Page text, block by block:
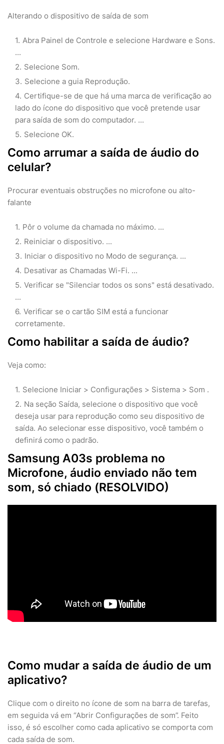
Alterando o dispositivo de saída de som
Abra Painel de Controle e selecione Hardware e Sons.
...
Selecione Som.
Selecione a guia Reprodução.
Certifique-se de que há uma marca de verificação ao
lado do ícone do dispositivo que você pretende usar
para saída de som do computador. ...
Selecione OK.
Como arrumar a saída de áudio do
celular?
Procurar eventuais obstruções no microfone ou alto-
falante
Pôr o volume da chamada no máximo. ...
Reiniciar o dispositivo. ...
Iniciar o dispositivo no Modo de segurança. ...
Desativar as Chamadas Wi-Fi. ...
Verificar se "Silenciar todos os sons" está desativado.
...
Verificar se o cartão SIM está a funcionar
corretamente.
Como habilitar a saída de áudio?
Veja como:
Selecione Iniciar > Configurações > Sistema > Som .
Na seção Saída, selecione o dispositivo que você
deseja usar para reprodução como seu dispositivo de
saída. Ao selecionar esse dispositivo, você também o
definirá como o padrão.
Samsung A03s problema no
Microfone, áudio enviado não tem
som, só chiado (RESOLVIDO)
Como mudar a saída de áudio de um
aplicativo?
Clique com o direito no ícone de som na barra de tarefas,
em seguida vá em “Abrir Configurações de som”. Feito
isso, é só escolher como cada aplicativo se comporta com
cada saída de som.